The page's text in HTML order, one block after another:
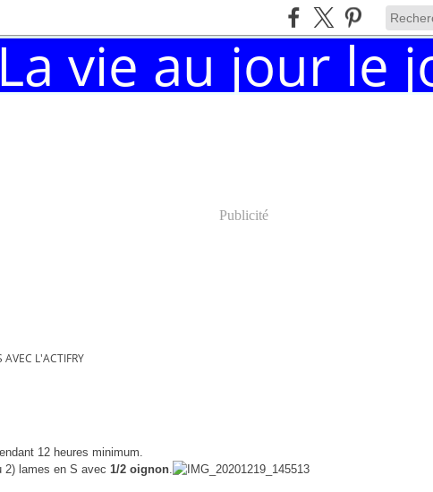
Publicité
AVEC L'ACTIFRY
12 heures minimum.
2) lames en S avec 1/2 oignon.